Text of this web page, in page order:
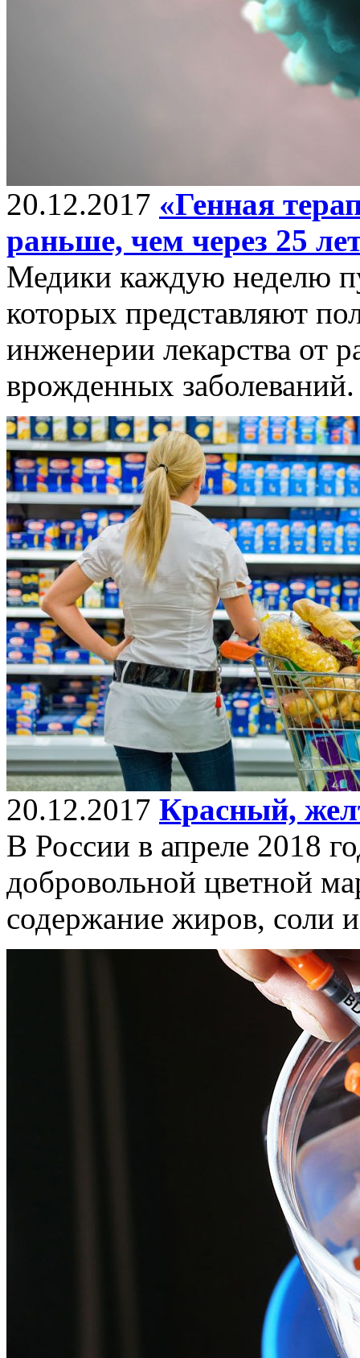
20.12.2017 «Генная
раньше, чем через 25
Медики каждую неделю
которых представляют
инженерии лекарства от
врожденных заболеваний.
20.12.2017 Красный,
В России в апреле 2018
добровольной цветной
содержание жиров, соли